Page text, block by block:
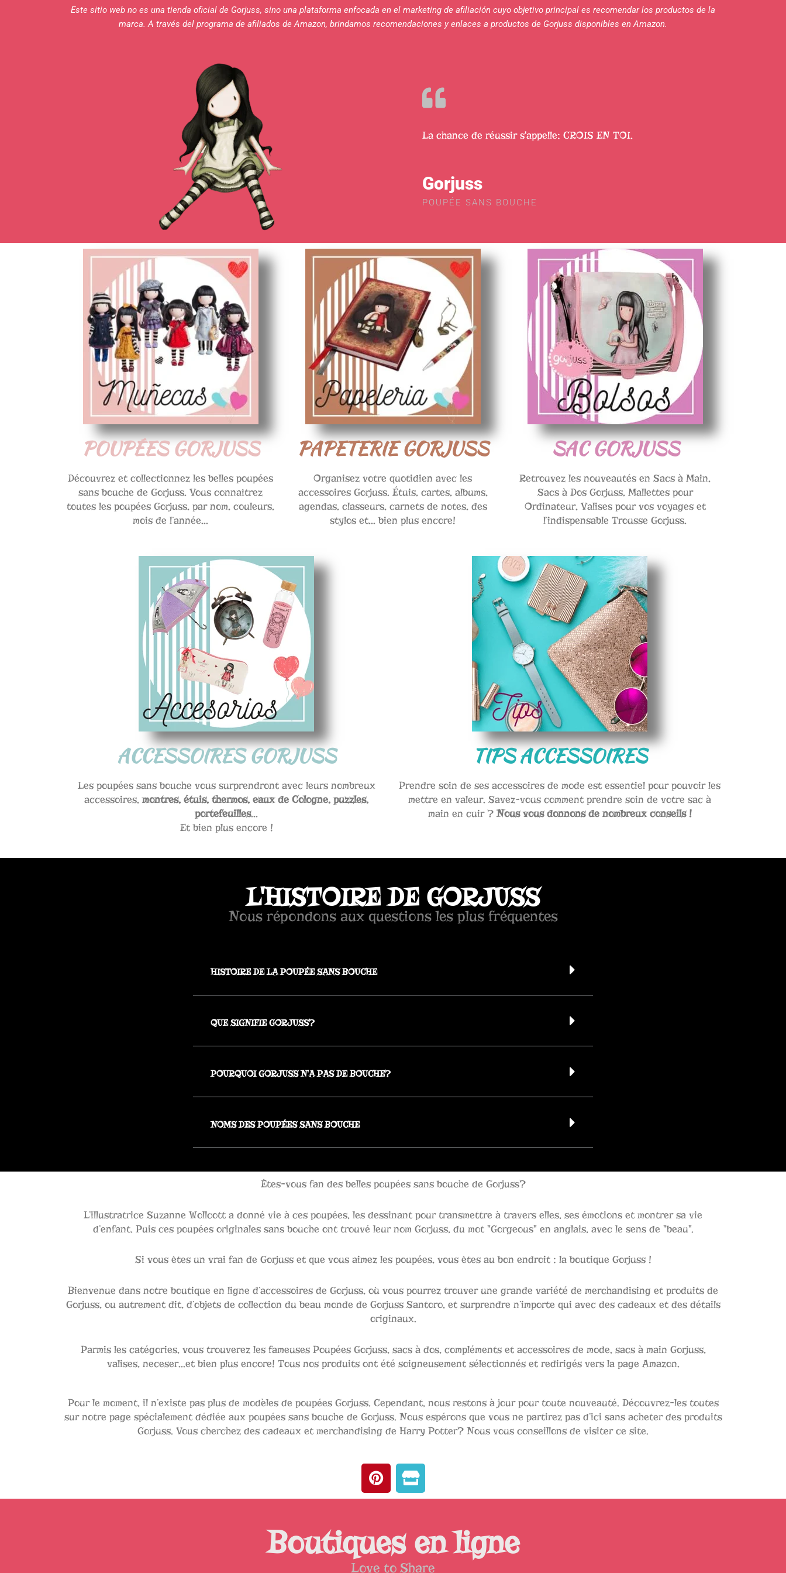
Este sitio web no es una tienda oficial de Gorjuss, sino una plataforma enfocada en el marketing de afiliación cuyo objetivo principal es recomendar los productos de la
marca. A través del programa de afiliados de Amazon, brindamos recomendaciones y enlaces a productos de Gorjuss disponibles en Amazon.
La chance de réussir s'appelle: CROIS EN TOI.
Gorjuss
POUPÉE SANS BOUCHE
POUPÉES GORJUSS
Découvrez et collectionnez les belles poupées
sans bouche de Gorjuss. Vous connaîtrez
toutes les poupées Gorjuss, par nom, couleurs,
mois de l’année...
PAPETERIE GORJUSS
Organisez votre quotidien avec les
accessoires Gorjuss. Étuis, cartes, albums,
agendas, classeurs, carnets de notes, des
stylos et... bien plus encore!
SAC GORJUSS
Retrouvez les nouveautés en Sacs à Main,
Sacs à Dos Gorjuss, Mallettes pour
Ordinateur, Valises pour vos voyages et
l’indispensable Trousse Gorjuss.
ACCESSOIRES GORJUSS
Les poupées sans bouche vous surprendront avec leurs nombreux
accessoires,montres, étuis, thermos, eaux de Cologne, puzzles,
portefeuilles...
Et bien plus encore !
TIPS ACCESSOIRES
Prendre soin de ses accessoires de mode est essentiel pour pouvoir les
mettre en valeur. Savez-vous comment prendre soin de votre sac à
main en cuir ?Nous vous donnons de nombreux conseils !
L'HISTOIRE DE GORJUSS
Nous répondons aux questions les plus fréquentes
HISTOIRE DE LA POUPÉE SANS BOUCHE
QUE SIGNIFIE GORJUSS?
POURQUOI GORJUSS N'A PAS DE BOUCHE?
NOMS DES POUPÉES SANS BOUCHE
Êtes-vous fan des belles poupées sans bouche de Gorjuss?
L’illustratrice Suzanne Wollcott a donné vie à ces poupées, les dessinant pour transmettre à travers elles, ses émotions et montrer sa vie
d’enfant. Puis ces poupées originales sans bouche ont trouvé leur nom Gorjuss, du mot "Gorgeous" en anglais, avec le sens de "beau".
Si vous êtes un vrai fan de Gorjuss et que vous aimez les poupées, vous êtes au bon endroit : la boutique Gorjuss !
Bienvenue dans notre boutique en ligne d’accessoires de Gorjuss, où vous pourrez trouver une grande variété de merchandising et produits de
Gorjuss, ou autrement dit, d’objets de collection du beau monde de Gorjuss Santoro, et surprendre n’importe qui avec des cadeaux et des détails
originaux.
Parmis les catégories, vous trouverez les fameuses Poupées Gorjuss, sacs à dos, compléments et accessoires de mode, sacs à main Gorjuss,
valises, neceser...et bien plus encore! Tous nos produits ont été soigneusement sélectionnés et redirigés vers la page Amazon.
Pour le moment, il n’existe pas plus de modèles de poupées Gorjuss. Cependant, nous restons à jour pour toute nouveauté. Découvrez-les toutes
sur notre page spécialement dédiée aux poupées sans bouche de Gorjuss. Nous espérons que vous ne partirez pas d’ici sans acheter des produits
Gorjuss. Vous cherchez des cadeaux et merchandising de Harry Potter? Nous vous conseillons de visiter ce site.
P
i
n
r
e
S
t
o
Boutiques en ligne
Love to Share